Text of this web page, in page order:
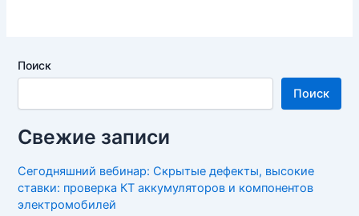
Поиск
Поиск
Свежие записи
Сегодняшний вебинар: Скрытые дефекты, высокие
ставки: проверка КТ аккумуляторов и компонентов
электромобилей